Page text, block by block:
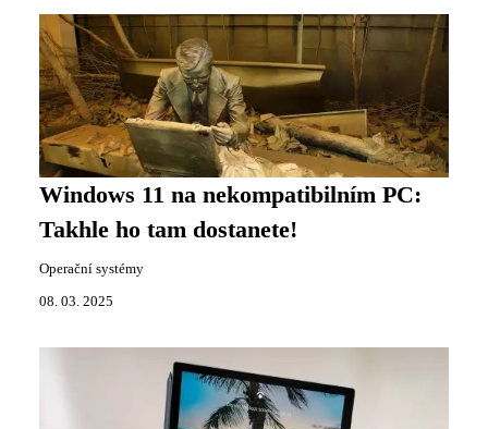
Windows 11 na nekompatibilním PC:
Takhle ho tam dostanete!
Operační systémy
08. 03. 2025